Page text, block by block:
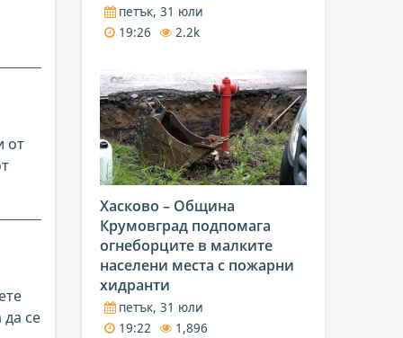
от
се
петък, 31 юли
19:26
2.2k
Хасково – Община
Крумовград подпомага
огнеборците в малките
населени места с пожарни
хидранти
петък, 31 юли
19:22
1,896